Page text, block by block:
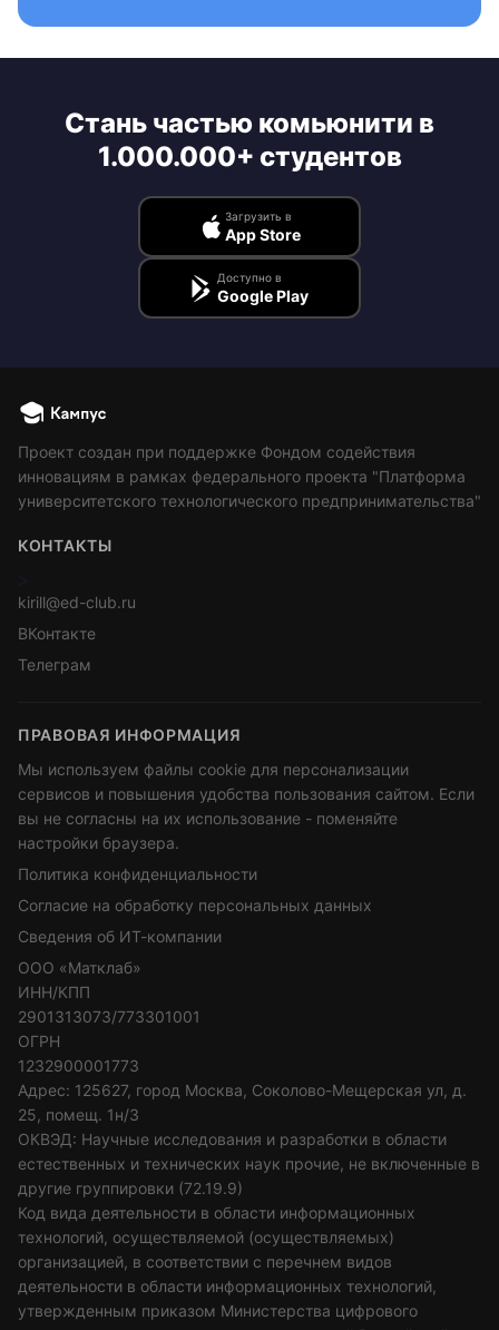
Стань частью комьюнити в
1.000.000+ студентов
Загрузить в
App Store
Доступно в
Google Play
Проект создан при поддержке Фондом содействия
инновациям в рамках федерального проекта "Платформа
университетского технологического предпринимательства"
КОНТАКТЫ
>
kirill@ed-club.ru
ВКонтакте
Телеграм
ПРАВОВАЯ ИНФОРМАЦИЯ
Мы используем файлы cookie для персонализации
сервисов и повышения удобства пользования сайтом. Если
вы не согласны на их использование - поменяйте
настройки браузера.
Политика конфиденциальности
Согласие на обработку персональных данных
Сведения об ИТ-компании
ООО «Матклаб»
ИНН/КПП
2901313073/773301001
ОГРН
1232900001773
Адрес: 125627, город Москва, Соколово-Мещерская ул, д.
25, помещ. 1н/3
ОКВЭД: Научные исследования и разработки в области
естественных и технических наук прочие, не включенные в
другие группировки (72.19.9)
Код вида деятельности в области информационных
технологий, осуществляемой (осуществляемых)
организацией, в соответствии с перечнем видов
деятельности в области информационных технологий,
утвержденным приказом Министерства цифрового